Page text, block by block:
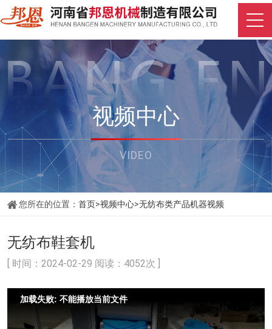
视频中心
VIDEO
您所在的位置： 首页>视频中心>无纺布类产品机器视频
无纺布鞋套机
[ 时间：2024-02-29 阅读：4052次 ]
加载失败: 不能播放当前文件